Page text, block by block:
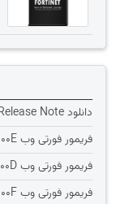
دانلود Release Note فریمور فورتی وب ورژن 7.4.13
فریمور فورتی وب FWB-600E ورژن 7.4.13
فریمور فورتی وب FWB-600D ورژن 7.4.13
فریمور فورتی وب FWB-1000F ورژن 7.4.13